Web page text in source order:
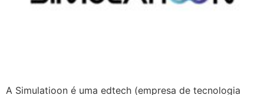
A Simulatioon é uma edtech (empresa de tecnologia